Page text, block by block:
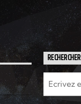
RECHERCHER